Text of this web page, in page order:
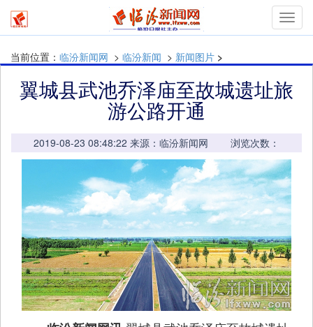
当前位置： 临汾新闻网 > 临汾新闻 > 新闻图片 >
翼城县武池乔泽庙至故城遗址旅
游公路开通
2019-08-23 08:48:22 来源：临汾新闻网 浏览次数：